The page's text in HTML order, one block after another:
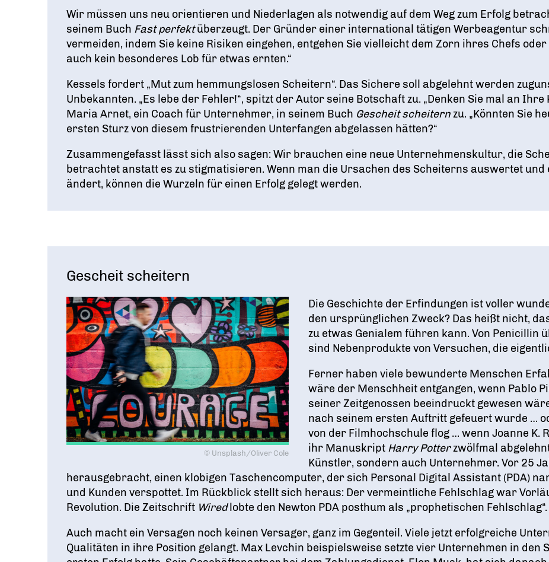
Wir müssen uns neu orientieren und Niederlagen als notwendig auf dem Weg zum Erfolg
seinem Buch Fast perfektüberzeugt. Der Gründer einer international tätigen Werbeagentur
vermeiden, indem Sie keine Risiken eingehen, entgehen Sie vielleicht dem Zorn ihres Chefs
auch kein besonderes Lob für etwas ernten.“
Kessels fordert „Mut zum hemmungslosen Scheitern“. Das Sichere soll abgelehnt werden
Unbekannten. „Es lebe der Fehler!“, spitzt der Autor seine Botschaft zu. „Denken Sie mal an
Maria Arnet, ein Coach für Unternehmer, in seinem Buch Gescheit scheiternzu. „Könnten Sie
ersten Sturz von diesem frustrierenden Unterfangen abgelassen hätten?“
Zusammengefasst lässt sich also sagen: Wir brauchen eine neue Unternehmenskultur, die
betrachtet anstatt es zu stigmatisieren. Wenn man die Ursachen des Scheiterns auswertet
ändert, können die Wurzeln für einen Erfolg gelegt werden.
Gescheit scheitern
© Unsplash/Oliver Cole
Die Geschichte der Erfindungen ist voller
den ursprünglichen Zweck? Das heißt nicht,
zu etwas Genialem führen kann. Von Penicillin
sind Nebenprodukte von Versuchen, die
Ferner haben viele bewunderte Menschen
wäre der Menschheit entgangen, wenn Pablo
seiner Zeitgenossen beeindruckt gewesen
nach seinem ersten Auftritt gefeuert wurde …
von der Filmhochschule flog … wenn Joanne K.
ihr Manuskript Harry Potterzwölfmal
Künstler, sondern auch Unternehmer. Vor 25
herausgebracht, einen klobigen Taschencomputer, der sich Personal Digital Assistant (PDA)
und Kunden verspottet. Im Rückblick stellt sich heraus: Der vermeintliche Fehlschlag war
Revolution. Die Zeitschrift Wired lobte den Newton PDA posthum als „prophetischen Fehlschlag“.
Auch macht ein Versagen noch keinen Versager, ganz im Gegenteil. Viele jetzt erfolgreiche
Qualitäten in ihre Position gelangt. Max Levchin beispielsweise setzte vier Unternehmen in den